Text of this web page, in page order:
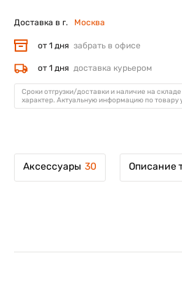
Доставка в г. Москва
от 1 дня забрать в офисе
от 1 дня доставка курьером
Сроки отгрузки/доставки и наличие на
характер. Актуальную информацию по
Аксессуары 30 Описание